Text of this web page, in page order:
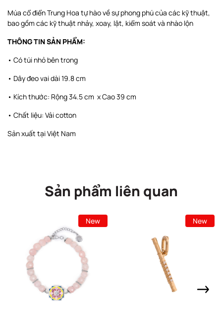
Múa cổ điển Trung Hoa tự hào về sự phong phú của các kỹ thuật,
bao gồm các kỹ thuật nhảy, xoay, lật, kiểm soát và nhào lộn
THÔNG TIN SẢN PHẨM:
• Có túi nhỏ bên trong
• Dây đeo vai dài 19.8 cm
• Kích thước: Rộng 34.5 cm x Cao 39 cm
• Chất liệu: Vải cotton
Sản xuất tại Việt Nam
Sản phẩm liên quan
New New